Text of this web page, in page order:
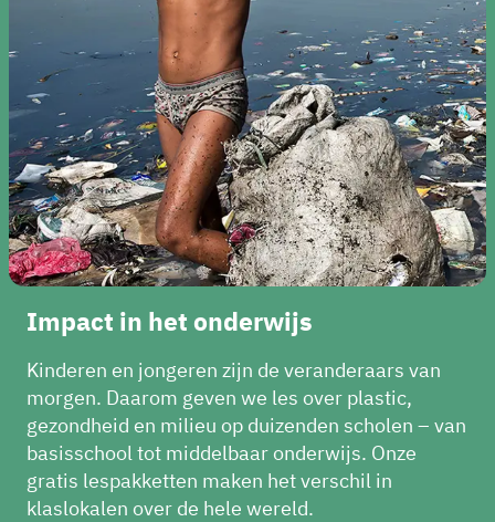
Impact in het onderwijs
Kinderen en jongeren zijn de veranderaars van
morgen. Daarom geven we les over plastic,
gezondheid en milieu op duizenden scholen – van
basisschool tot middelbaar onderwijs. Onze
gratis lespakketten maken het verschil in
klaslokalen over de hele wereld.